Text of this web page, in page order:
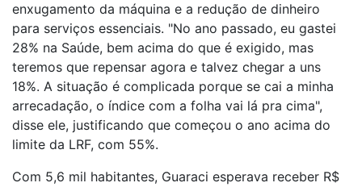
enxugamento da máquina e a redução de dinheiro
para serviços essenciais. "No ano passado, eu gastei
28% na Saúde, bem acima do que é exigido, mas
teremos que repensar agora e talvez chegar a uns
18%. A situação é complicada porque se cai a minha
arrecadação, o índice com a folha vai lá pra cima",
disse ele, justificando que começou o ano acima do
limite da LRF, com 55%.
Com 5,6 mil habitantes, Guaraci esperava receber R$